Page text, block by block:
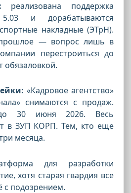
реализована поддержка
и дорабатываются
накладные (ЭТрН).
— вопрос лишь в
перестроиться до
обязаловкой.
«Кадровое агентство»
снимаются с продаж.
30 июня 2026. Весь
в ЗУП КОРП. Тем, кто еще
месяца.
для разработки
хотя старая гвардия все
с подозрением.